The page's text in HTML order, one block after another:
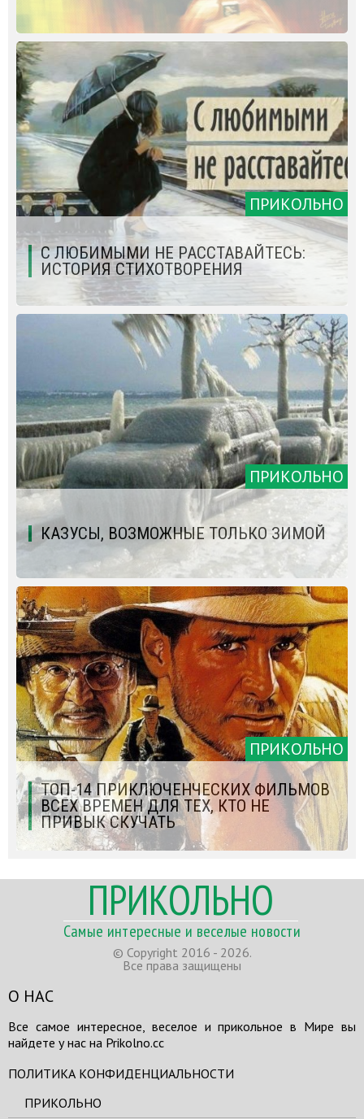
ПРИКОЛЬНО
С ЛЮБИМЫМИ НЕ РАССТАВАЙТЕСЬ:
ИСТОРИЯ СТИХОТВОРЕНИЯ
ПРИКОЛЬНО
КАЗУСЫ, ВОЗМОЖНЫЕ ТОЛЬКО ЗИМОЙ
ПРИКОЛЬНО
ТОП-14 ПРИКЛЮЧЕНЧЕСКИХ ФИЛЬМОВ
ВСЕХ ВРЕМЕН ДЛЯ ТЕХ, КТО НЕ
ПРИВЫК СКУЧАТЬ
ПРИКОЛЬНО
Самые интересные и веселые новости
© Copyright 2016 - 2026.
Все права защищены
О НАС
Все самое интересное, веселое и прикольное в Мире вы
найдете у нас на Prikolno.cc
ПОЛИТИКА КОНФИДЕНЦИАЛЬНОСТИ
ПРИКОЛЬНО